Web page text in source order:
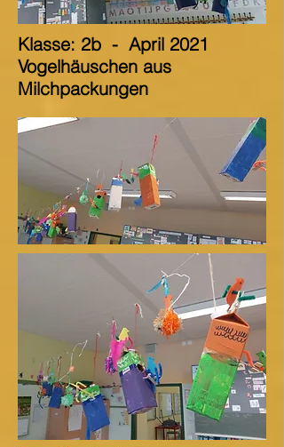
Klasse: 2b - April 2021
Vogelhäuschen aus
Milchpackungen